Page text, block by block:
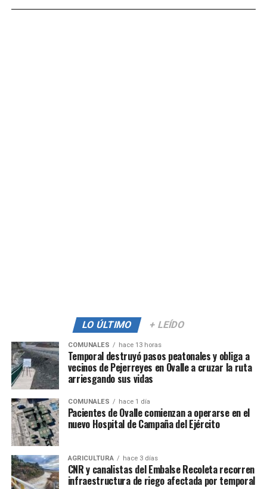
LO ÚLTIMO + LEÍDO
COMUNALES hace 13 horas
Temporal destruyó pasos peatonales y obliga a
vecinos de Pejerreyes en Ovalle a cruzar la ruta
arriesgando sus vidas
COMUNALES hace 1 día
Pacientes de Ovalle comienzan a operarse en el
nuevo Hospital de Campaña del Ejército
AGRICULTURA hace 3 días
CNR y canalistas del Embalse Recoleta recorren
infraestructura de riego afectada por temporal